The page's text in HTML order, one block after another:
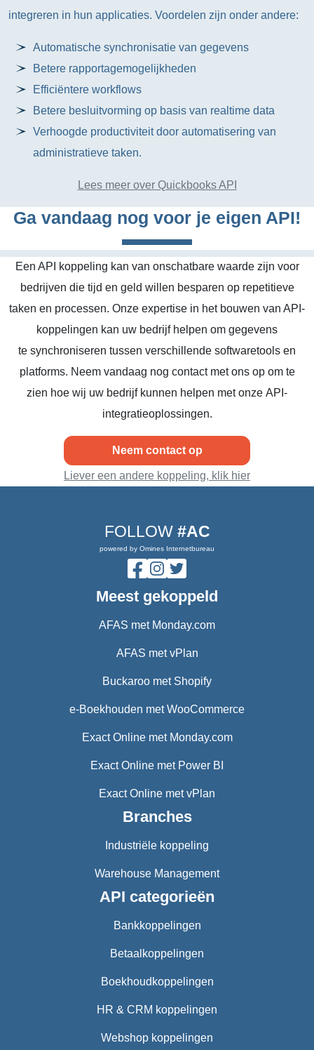
integreren in hun applicaties. Voordelen zijn onder andere:
Automatische synchronisatie van gegevens
Betere rapportagemogelijkheden
Efficiëntere workflows
Betere besluitvorming op basis van realtime data
Verhoogde productiviteit door automatisering van
administratieve taken.
Lees meer over Quickbooks API
Ga vandaag nog voor je eigen API!
Een API koppeling kan van onschatbare waarde zijn voor
bedrijven die tijd en geld willen besparen op repetitieve
taken en processen. Onze expertise in het bouwen van API-
koppelingen kan uw bedrijf helpen om gegevens
te synchroniseren tussen verschillende softwaretools en
platforms. Neem vandaag nog contact met ons op om te
zien hoe wij uw bedrijf kunnen helpen met onze API-
integratieoplossingen.
Neem contact op
Liever een andere koppeling, klik hier
FOLLOW #AC
powered by Omines Internetbureau
Meest gekoppeld
AFAS met Monday.com
AFAS met vPlan
Buckaroo met Shopify
e-Boekhouden met WooCommerce
Exact Online met Monday.com
Exact Online met Power BI
Exact Online met vPlan
Branches
Industriële koppeling
Warehouse Management
API categorieën
Bankkoppelingen
Betaalkoppelingen
Boekhoudkoppelingen
HR & CRM koppelingen
Webshop koppelingen